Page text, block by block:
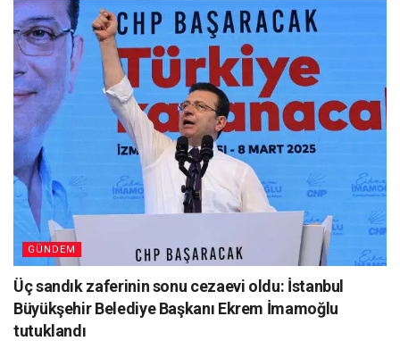
GÜNDEM
Üç sandık zaferinin sonu cezaevi oldu: İstanbul
Büyükşehir Belediye Başkanı Ekrem İmamoğlu
tutuklandı